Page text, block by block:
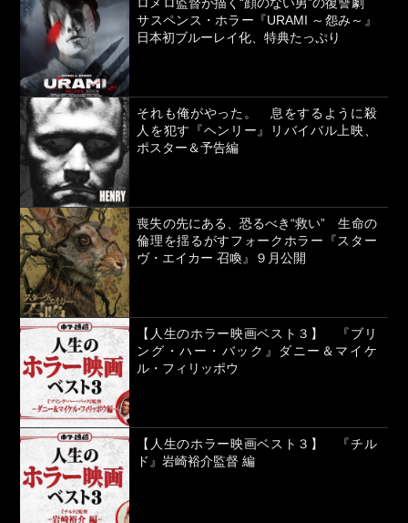
サスペンス・ホラー『URAMI ～怨み～』
日本初ブルーレイ化、特典たっぷり
それも俺がやった。 息をするように殺
人を犯す『ヘンリー』リバイバル上映、
ポスター＆予告編
喪失の先にある、恐るべき“救い” 生命の
倫理を揺るがすフォークホラー『スター
ヴ・エイカー 召喚』９月公開
【人生のホラー映画ベスト３】 『ブリ
ング・ハー・バック』ダニー＆マイケ
ル・フィリッポウ
【人生のホラー映画ベスト３】 『チル
ド』岩崎裕介監督 編